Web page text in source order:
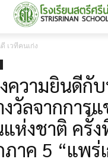
เวทีคนเก่ง
ความยินดีกั
งวัลจากการ
แห่งชาติ ครั้
ภาค 5 “แพร่